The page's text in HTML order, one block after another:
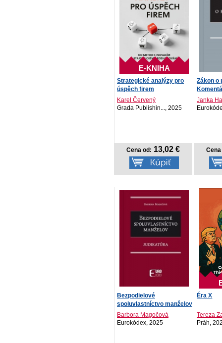
E-KNIHA
Strategické analýzy pro
úspěch firem
Karel Červený
Grada Publishin..., 2025
Cena od: 13,02 €
Zákon o
Janka
Bezpodielové
spoluvlastníctvo manželov
-...
Barbora Magočová
Eurokódex, 2025
Éra X
Tereza
Práh,